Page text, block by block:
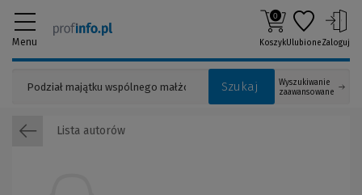
Menu
Szukaj
Wyszukiwanie
zaawansowane
0
KoszykUlubioneZaloguj
Lista autorów